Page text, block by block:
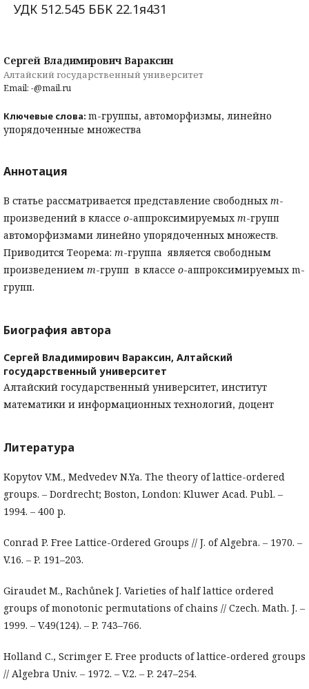
УДК 512.545 ББК 22.1я431
Сергей Владимирович Вараксин
Алтайский государственный университет
Email: -@mail.ru
Ключевые слова: m-группы, автоморфизмы, линейно
упорядоченные множества
Аннотация
В статье рассматривается представление свободных m-
произведений в классе o-аппроксимируемых m-групп
автоморфизмами линейно упорядоченных множеств.
Приводится Теорема: m-группа является свободным
произведением m-групп в классе o-аппроксимируемых m-
групп.
Биография автора
Сергей Владимирович Вараксин, Алтайский
государственный университет
Алтайский государственный университет, институт
математики и информационных технологий, доцент
Литература
Kopytov V.M., Medvedev N.Ya. The theory of lattice-ordered
groups. ‒ Dordrecht; Boston, London: Kluwer Acad. Publ. ‒
1994. ‒ 400 p.
Conrad P. Free Lattice-Ordered Groups // J. of Algebra. ‒ 1970. ‒
V.16. ‒ P. 191–203.
Giraudet M., Rachůnek J. Varieties of half lattice ordered
groups of monotonic permutations of chains // Czech. Math. J. ‒
1999. ‒ V.49(124). ‒ P. 743–766.
Holland C., Scrimger E. Free products of lattice-ordered groups
// Algebra Univ. ‒ 1972. ‒ V.2. ‒ P. 247–254.